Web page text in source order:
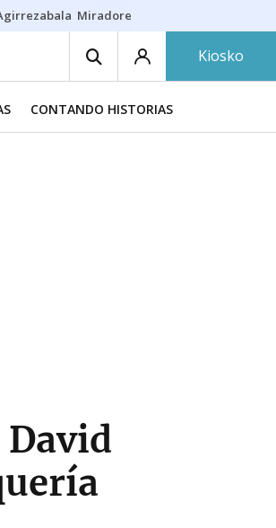
Miradores en Bilbao
Kiosko
CONTANDO HISTORIAS
David